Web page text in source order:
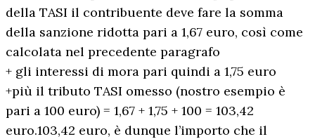
della TASI il contribuente deve fare la somma
della sanzione ridotta pari a 1,67 euro, così come
calcolata nel precedente paragrafo
+ gli interessi di mora pari quindi a 1,75 euro
+più il tributo TASI omesso (nostro esempio è
pari a 100 euro) = 1,67 + 1,75 + 100 = 103,42
euro.103,42 euro, è dunque l’importo che il